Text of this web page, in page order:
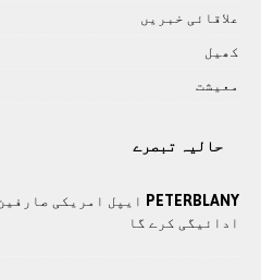
علاقائی خبريں
کھيل
معيشت
حالیہ تبصرے
PETERBLANY
ادائیگی کرے گا